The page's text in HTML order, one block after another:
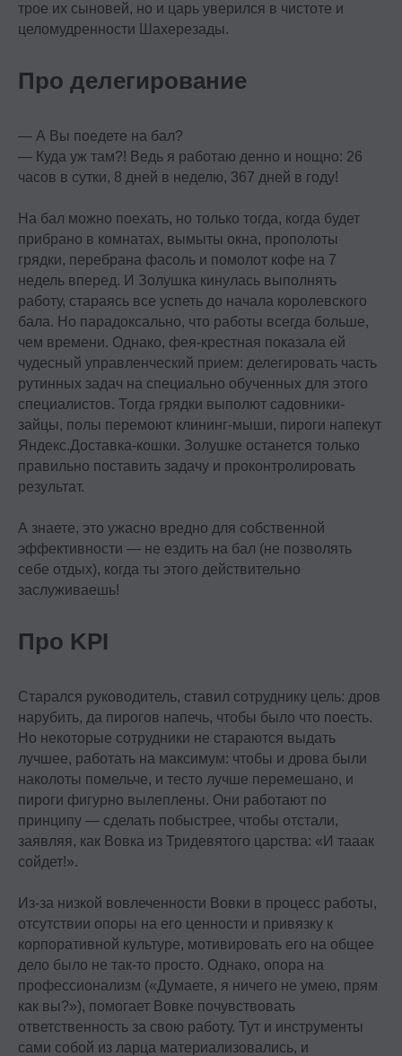
трое их сыновей, но и царь уверился в чистоте и
целомудренности Шахерезады.
Про делегирование
— А Вы поедете на бал?
— Куда уж там?! Ведь я работаю денно и нощно: 26
часов в сутки, 8 дней в неделю, 367 дней в году!
На бал можно поехать, но только тогда, когда будет
прибрано в комнатах, вымыты окна, прополоты
грядки, перебрана фасоль и помолот кофе на 7
недель вперед. И Золушка кинулась выполнять
работу, стараясь все успеть до начала королевского
бала. Но парадоксально, что работы всегда больше,
чем времени. Однако, фея-крестная показала ей
чудесный управленческий прием: делегировать часть
рутинных задач на специально обученных для этого
специалистов. Тогда грядки выполют садовники-
зайцы, полы перемоют клининг-мыши, пироги напекут
Яндекс.Доставка-кошки. Золушке останется только
правильно поставить задачу и проконтролировать
результат.
А знаете, это ужасно вредно для собственной
эффективности — не ездить на бал (не позволять
себе отдых), когда ты этого действительно
заслуживаешь!
Про KPI
Старался руководитель, ставил сотруднику цель: дров
нарубить, да пирогов напечь, чтобы было что поесть.
Но некоторые сотрудники не стараются выдать
лучшее, работать на максимум: чтобы и дрова были
наколоты помельче, и тесто лучше перемешано, и
пироги фигурно вылеплены. Они работают по
принципу — сделать побыстрее, чтобы отстали,
заявляя, как Вовка из Тридевятого царства: «И тааак
сойдет!».
Из-за низкой вовлеченности Вовки в процесс работы,
отсутствии опоры на его ценности и привязку к
корпоративной культуре, мотивировать его на общее
дело было не так-то просто. Однако, опора на
профессионализм («Думаете, я ничего не умею, прям
как вы?»), помогает Вовке почувствовать
ответственность за свою работу. Тут и инструменты
сами собой из ларца материализовались, и
Контакты
Компаниям
Студентам
Важное
sales@top-career.ru
Сведения об образовательной организации
Блог
Стать преподавателем
+7 495 369 56 15
Корпоративное обучение
Программы обучения
Договор оферты
Стать партнёром
Стать автором блога
Реквизиты:
ООО «ТОП-карьера»
ИНН 7714459360
КПП 771401001
Реферальная программа
Рекрутмент для команд